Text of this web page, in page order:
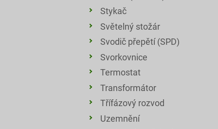
Stykač
Světelný stožár
Svodič přepětí (SPD)
Svorkovnice
Termostat
Transformátor
Třífázový rozvod
Uzemnění